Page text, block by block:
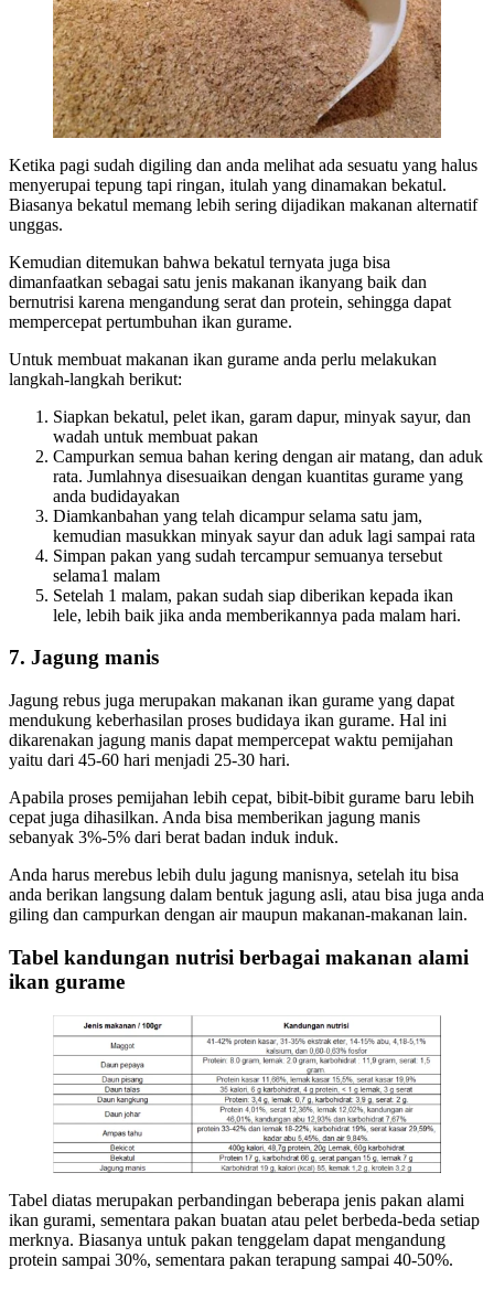
Ketika pagi sudah digiling dan anda melihat ada sesuatu yang halus
menyerupai tepung tapi ringan, itulah yang dinamakan bekatul.
Biasanya bekatul memang lebih sering dijadikan makanan alternatif
unggas.
Kemudian ditemukan bahwa bekatul ternyata juga bisa
dimanfaatkan sebagai satu jenis makanan ikanyang baik dan
bernutrisi karena mengandung serat dan protein, sehingga dapat
mempercepat pertumbuhan ikan gurame.
Untuk membuat makanan ikan gurame anda perlu melakukan
langkah-langkah berikut:
Siapkan bekatul, pelet ikan, garam dapur, minyak sayur, dan
wadah untuk membuat pakan
Campurkan semua bahan kering dengan air matang, dan aduk
rata. Jumlahnya disesuaikan dengan kuantitas gurame yang
anda budidayakan
Diamkanbahan yang telah dicampur selama satu jam,
kemudian masukkan minyak sayur dan aduk lagi sampai rata
Simpan pakan yang sudah tercampur semuanya tersebut
selama1 malam
Setelah 1 malam, pakan sudah siap diberikan kepada ikan
lele, lebih baik jika anda memberikannya pada malam hari.
7. Jagung manis
Jagung rebus juga merupakan makanan ikan gurame yang dapat
mendukung keberhasilan proses budidaya ikan gurame. Hal ini
dikarenakan jagung manis dapat mempercepat waktu pemijahan
yaitu dari 45-60 hari menjadi 25-30 hari.
Apabila proses pemijahan lebih cepat, bibit-bibit gurame baru lebih
cepat juga dihasilkan. Anda bisa memberikan jagung manis
sebanyak 3%-5% dari berat badan induk induk.
Anda harus merebus lebih dulu jagung manisnya, setelah itu bisa
anda berikan langsung dalam bentuk jagung asli, atau bisa juga anda
giling dan campurkan dengan air maupun makanan-makanan lain.
Tabel kandungan nutrisi berbagai makanan alami
ikan gurame
Tabel diatas merupakan perbandingan beberapa jenis pakan alami
ikan gurami, sementara pakan buatan atau pelet berbeda-beda setiap
merknya. Biasanya untuk pakan tenggelam dapat mengandung
protein sampai 30%, sementara pakan terapung sampai 40-50%.